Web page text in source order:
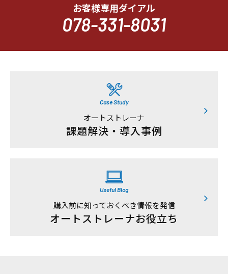
お客様専用ダイアル
078-331-8031
Case Study
オートストレーナ
課題解決・導入事例
Useful Blog
購入前に知っておくべき情報を発信
オートストレーナお役立ち